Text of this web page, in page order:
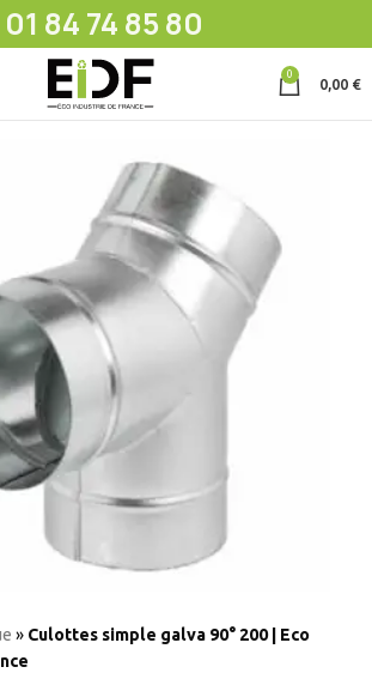
01 84 74 85 80
0
0,00 €
» Culottes simple galva 90° 200 | Eco